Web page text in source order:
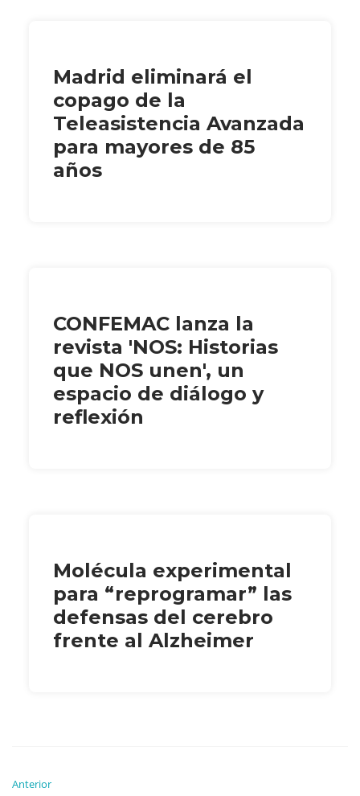
Madrid eliminará el
copago de la
Teleasistencia Avanzada
para mayores de 85
años
CONFEMAC lanza la
revista 'NOS: Historias
que NOS unen', un
espacio de diálogo y
reflexión
Molécula experimental
para “reprogramar” las
defensas del cerebro
frente al Alzheimer
Anterior